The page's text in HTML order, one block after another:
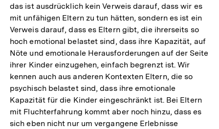
das ist ausdrücklich kein Verweis darauf, dass wir es
mit unfähigen Eltern zu tun hätten, sondern es ist ein
Verweis darauf, dass es Eltern gibt, die ihrerseits so
hoch emotional belastet sind, dass ihre Kapazität, auf
Nöte und emotionale Herausforderungen auf der Seite
ihrer Kinder einzugehen, einfach begrenzt ist. Wir
kennen auch aus anderen Kontexten Eltern, die so
psychisch belastet sind, dass ihre emotionale
Kapazität für die Kinder eingeschränkt ist. Bei Eltern
mit Fluchterfahrung kommt aber noch hinzu, dass es
sich eben nicht nur um vergangene Erlebnisse